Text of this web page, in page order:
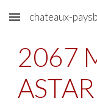
Skip to main content
chateaux-
2067